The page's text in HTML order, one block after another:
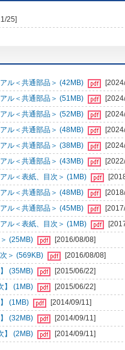
25]
ル＜共通部品＞ (42MB)
ル＜共通部品＞ (51MB)
ル＜共通部品＞ (52MB)
ル＜共通部品＞ (48MB)
ル＜共通部品＞ (38MB)
ル＜共通部品＞ (43MB)
ル＜表紙、目次＞ (1MB)
ル＜共通部品＞ (48MB)
ル＜共通部品＞ (45MB)
ル＜表紙、目次＞ (1MB)
(25MB)
[2016/08/08]
＞ (569KB)
[2016/08/08]
(35MB)
[2015/06/22]
】 (1MB)
[2015/06/22]
(1MB)
[2014/09/11]
(32MB)
[2014/09/11]
】 (2MB)
[2014/09/11]